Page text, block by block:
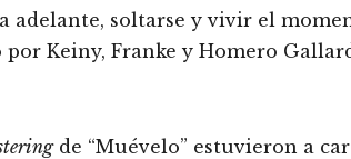
adelante, soltarse y vivir el
Keiny, Franke y Homero
de “Muévelo” estuvieron a